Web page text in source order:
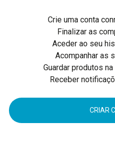
Crie uma conta
Finalizar as
Aceder ao seu
Acompanhar as
Guardar produtos
Receber
CRIAR